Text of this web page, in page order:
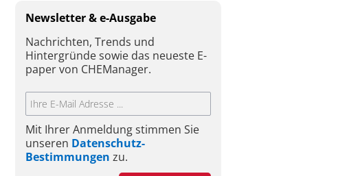
Newsletter & e-Ausgabe
Nachrichten, Trends und
Hintergründe sowie das neueste E-
paper von CHEManager.
Mit Ihrer Anmeldung stimmen Sie
unseren Datenschutz-
Bestimmungen zu.